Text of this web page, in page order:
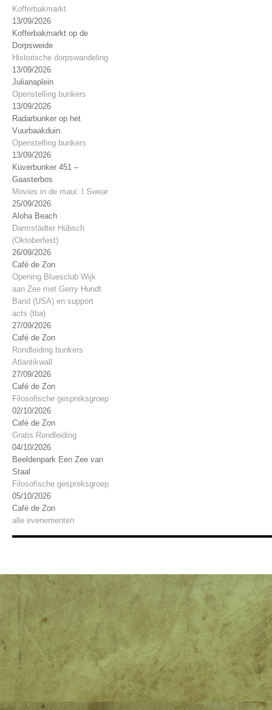
Kofferbakmarkt
13/09/2026
Kofferbakmarkt op de
Dorpsweide
Historische dorpswandeling
13/09/2026
Julianaplein
Openstelling bunkers
13/09/2026
Radarbunker op het
Vuurbaakduin.
Openstelling bunkers
13/09/2026
Küverbunker 451 –
Gaasterbos
Movies in de maui: I Swear
25/09/2026
Aloha Beach
Darmstädter Hübsch
(Oktoberfest)
26/09/2026
Café de Zon
Opening Bluesclub Wijk
aan Zee met Gerry Hundt
Band (USA) en support
acts (tba)
27/09/2026
Café de Zon
Rondleiding bunkers
Atlantikwall
27/09/2026
Café de Zon
Filosofische gespreksgroep
02/10/2026
Café de Zon
Gratis Rondleiding
04/10/2026
Beeldenpark Een Zee van
Staal
Filosofische gespreksgroep
05/10/2026
Café de Zon
alle evenementen